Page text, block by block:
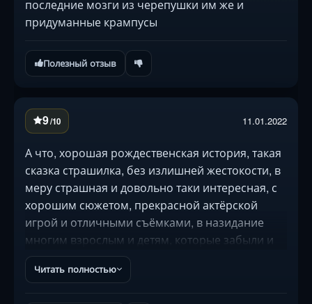
последние мозги из черепушки им же и
придуманные крампусы
Полезный отзыв
9/10 11.01.2022
А что, хорошая рождественская история, такая
сказка страшилка, без излишней жестокости, в
меру страшная и довольно таки интересная, с
хорошим сюжетом, прекрасной актёрской
игрой и отличными съёмками, в назидание
многим взрослым и детям, которые забыли и
не верят в чудеса, в удивительный праздник
Рождества и волшебство Нового Года,
Читать полностью